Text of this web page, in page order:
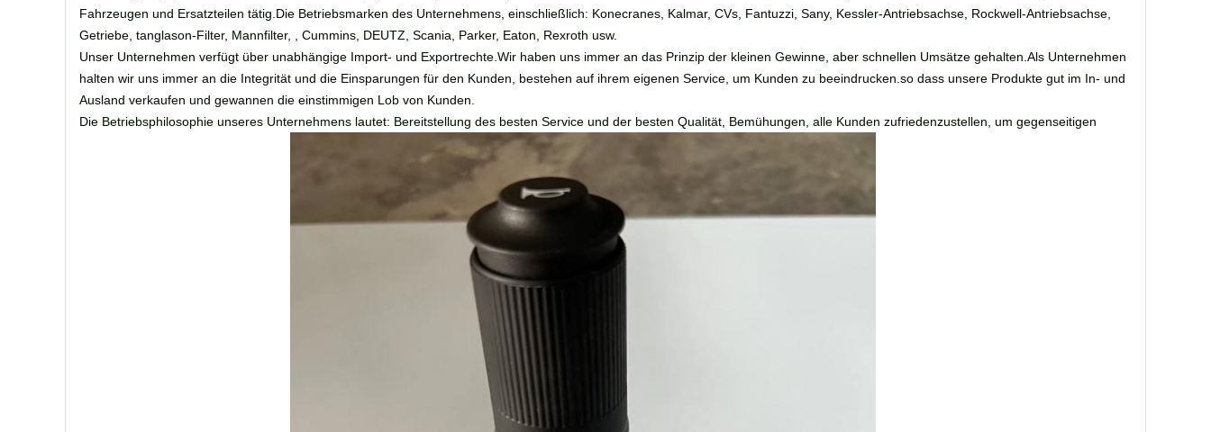
Fahrzeugen und Ersatzteilen tätig.Die Betriebsmarken des Unternehmens, einschließlich: Konecranes, Kalmar, CVs, Fantuzzi, Sany, Kessler-Antriebsachse, Rockwell-Antriebsachse,
Getriebe, tanglason-Filter, Mannfilter, , Cummins, DEUTZ, Scania, Parker, Eaton, Rexroth usw.
Unser Unternehmen verfügt über unabhängige Import- und Exportrechte.Wir haben uns immer an das Prinzip der kleinen Gewinne, aber schnellen Umsätze gehalten.Als Unternehmen
halten wir uns immer an die Integrität und die Einsparungen für den Kunden, bestehen auf ihrem eigenen Service, um Kunden zu beeindrucken.so dass unsere Produkte gut im In- und
Ausland verkaufen und gewannen die einstimmigen Lob von Kunden.
Die Betriebsphilosophie unseres Unternehmens lautet: Bereitstellung des besten Service und der besten Qualität, Bemühungen, alle Kunden zufriedenzustellen, um gegenseitigen